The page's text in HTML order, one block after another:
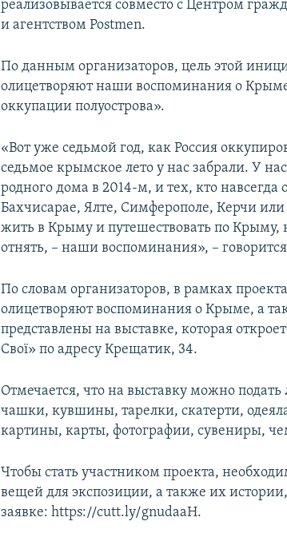
реализовывается совместо с Центром
и агентством Postmen.
По данным организаторов, цель этой
олицетворяют наши воспоминания о
оккупации полуострова».
«Вот уже седьмой год, как Россия
седьмое крымское лето у нас забрали. У
родного дома в 2014-м, и тех, кто навсегда
Бахчисарае, Ялте, Симферополе, Керчи
жить в Крыму и путешествовать по Крыму,
отнять, – наши воспоминания», –
По словам организаторов, в рамках
олицетворяют воспоминания о Крыме, а
представлены на выставке, которая
Свої» по адресу Крещатик, 34.
Отмечается, что на выставку можно
чашки, кувшины, тарелки, скатерти,
картины, карты, фотографии, сувениры,
Чтобы стать участником проекта,
вещей для экспозиции, а также их
заявке: https://cutt.ly/gnudaaH.